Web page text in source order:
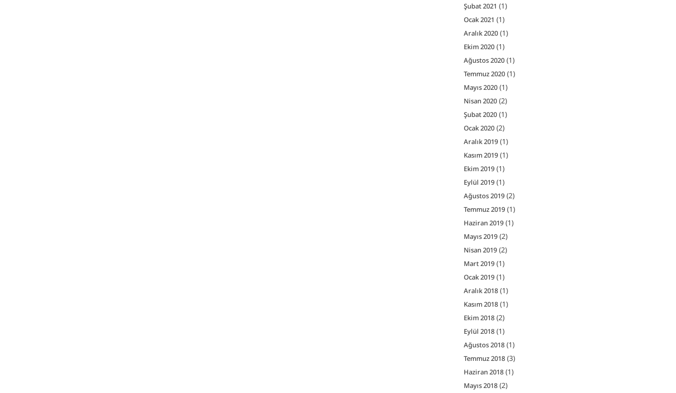
Şubat 2021 (1)
Ocak 2021 (1)
Aralık 2020 (1)
Ekim 2020 (1)
Ağustos 2020 (1)
Temmuz 2020 (1)
Mayıs 2020 (1)
Nisan 2020 (2)
Şubat 2020 (1)
Ocak 2020 (2)
Aralık 2019 (1)
Kasım 2019 (1)
Ekim 2019 (1)
Eylül 2019 (1)
Ağustos 2019 (2)
Temmuz 2019 (1)
Haziran 2019 (1)
Mayıs 2019 (2)
Nisan 2019 (2)
Mart 2019 (1)
Ocak 2019 (1)
Aralık 2018 (1)
Kasım 2018 (1)
Ekim 2018 (2)
Eylül 2018 (1)
Ağustos 2018 (1)
Temmuz 2018 (3)
Haziran 2018 (1)
Mayıs 2018 (2)